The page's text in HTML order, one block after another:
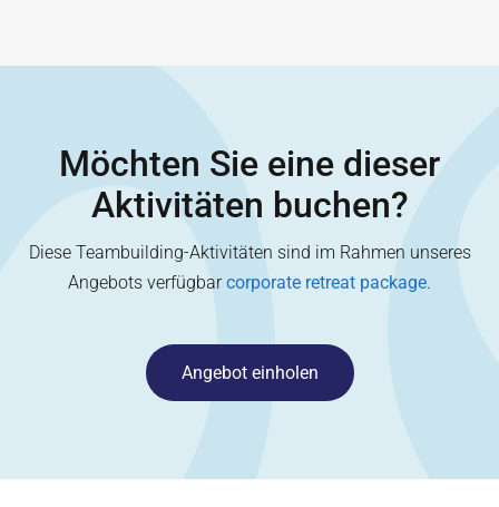
Möchten Sie eine dieser
Aktivitäten buchen?
Diese Teambuilding-Aktivitäten sind im Rahmen unseres
Angebots verfügbarcorporate retreat package.
Angebot einholen